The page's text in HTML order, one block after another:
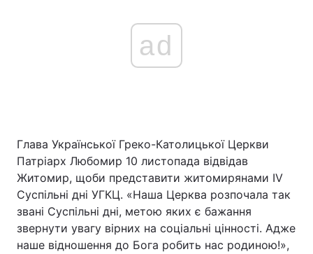
ad
Глава Української Греко-Католицької Церкви
Патріарх Любомир 10 листопада відвідав
Житомир, щоби представити житомирянами IV
Суспільні дні УГКЦ. «Наша Церква розпочала так
звані Суспільні дні, метою яких є бажання
звернути увагу вірних на соціальні цінності. Адже
наше відношення до Бога робить нас родиною!»,